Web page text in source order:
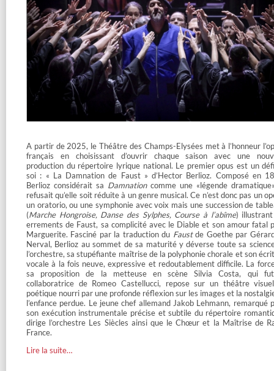
A partir de 2025, le Théâtre des Champs-Elysées met à l’honneur
français en choisissant d’ouvrir chaque saison avec une
production du répertoire lyrique national. Le premier opus est un
soi : « La Damnation de Faust » d’Hector Berlioz. Composé en
Berlioz considérait sa Damnation comme une «légende
refusait qu’elle soit réduite à un genre musical. Ce n’est donc pas un
un oratorio, ou une symphonie avec voix mais une succession de
(Marche Hongroise, Danse des Sylphes, Course à l’abîme)
errements de Faust, sa complicité avec le Diable et son amour fatal
Marguerite. Fasciné par la traduction du Faustde Goethe par
Nerval, Berlioz au sommet de sa maturité y déverse toute sa
l’orchestre, sa stupéfiante maîtrise de la polyphonie chorale et son
vocale à la fois neuve, expressive et redoutablement difficile. La
sa proposition de la metteuse en scène Silvia Costa, qui
collaboratrice de Romeo Castellucci, repose sur un théâtre
poétique nourri par une profonde réflexion sur les images et la
l’enfance perdue. Le jeune chef allemand Jakob Lehmann, remarqué
son exécution instrumentale précise et subtile du répertoire
dirige l’orchestre Les Siècles ainsi que le Chœur et la Maîtrise de
France.
Lire la suite…